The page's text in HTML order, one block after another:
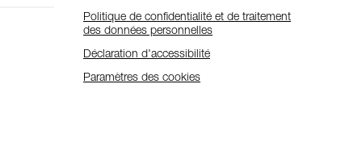
Politique de confidentialité et de traitement
des données personnelles
Déclaration d'accessibilité
Paramètres des cookies